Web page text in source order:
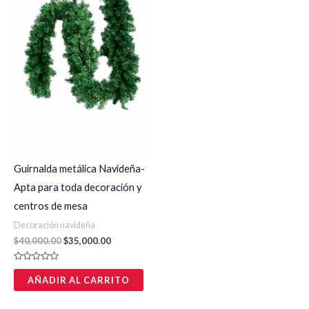
Guirnalda metálica Navideña-
Apta para toda decoración y
centros de mesa
Decoración navideña
$40,000.00$35,000.00
V
o
AÑADIR AL CARRITO